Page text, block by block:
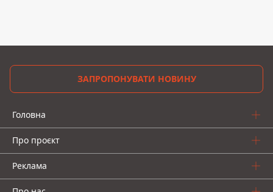
ЗАПРОПОНУВАТИ НОВИНУ
Головна
Про проєкт
Реклама